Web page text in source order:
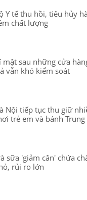
Y tế thu hồi, tiêu hủy
chất lượng
mật sau những cửa
vẫn khó kiểm soát
Nội tiếp tục thu giữ
trẻ em và bánh
sữa 'giảm cân' chứa
rủi ro lớn